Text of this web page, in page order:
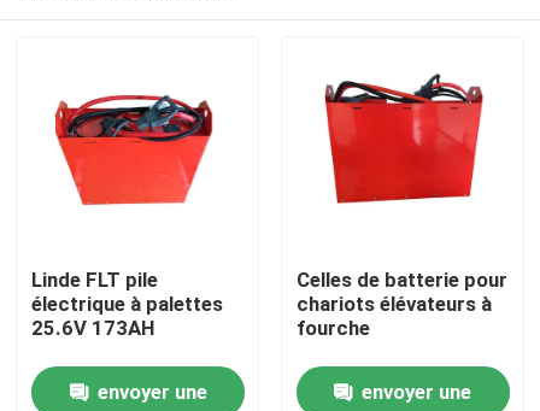
Linde FLT pile
électrique à palettes
25.6V 173AH
envoyer une
Celles de batterie pour
chariots élévateurs à
fourche
envoyer une